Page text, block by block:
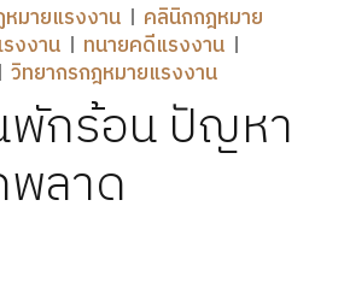
มายแรงงาน
คลินิกกฎหมาย
งงาน
ทนายคดีแรงงาน
วิทยากรกฎหมายแรงงาน
พักร้อน ปัญหา
พลาด